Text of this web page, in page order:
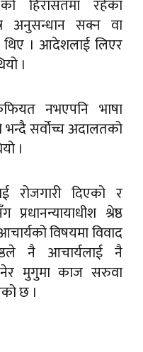
हिरासतमा रहेका
अनुसन्धान सक्न वा
। आदेशलाई लिएर
।
नभएपनि भाषा
सर्वोच्च अदालतको
।
रोजगारी दिएको र
श्रेष्ठ
विषयमा विवाद
नै आचार्यलाई नै
मुगुमा काज सरुवा
छ ।